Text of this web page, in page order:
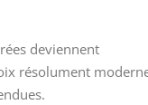
deviennent
résolument